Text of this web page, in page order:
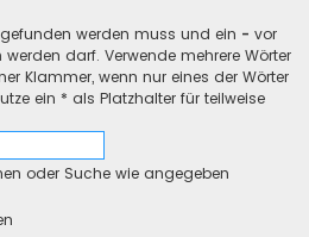
werden muss und ein - vor
darf. Verwende mehrere Wörter
Klammer, wenn nur eines der Wörter
ein * als Platzhalter für teilweise
oder Suche wie angegeben